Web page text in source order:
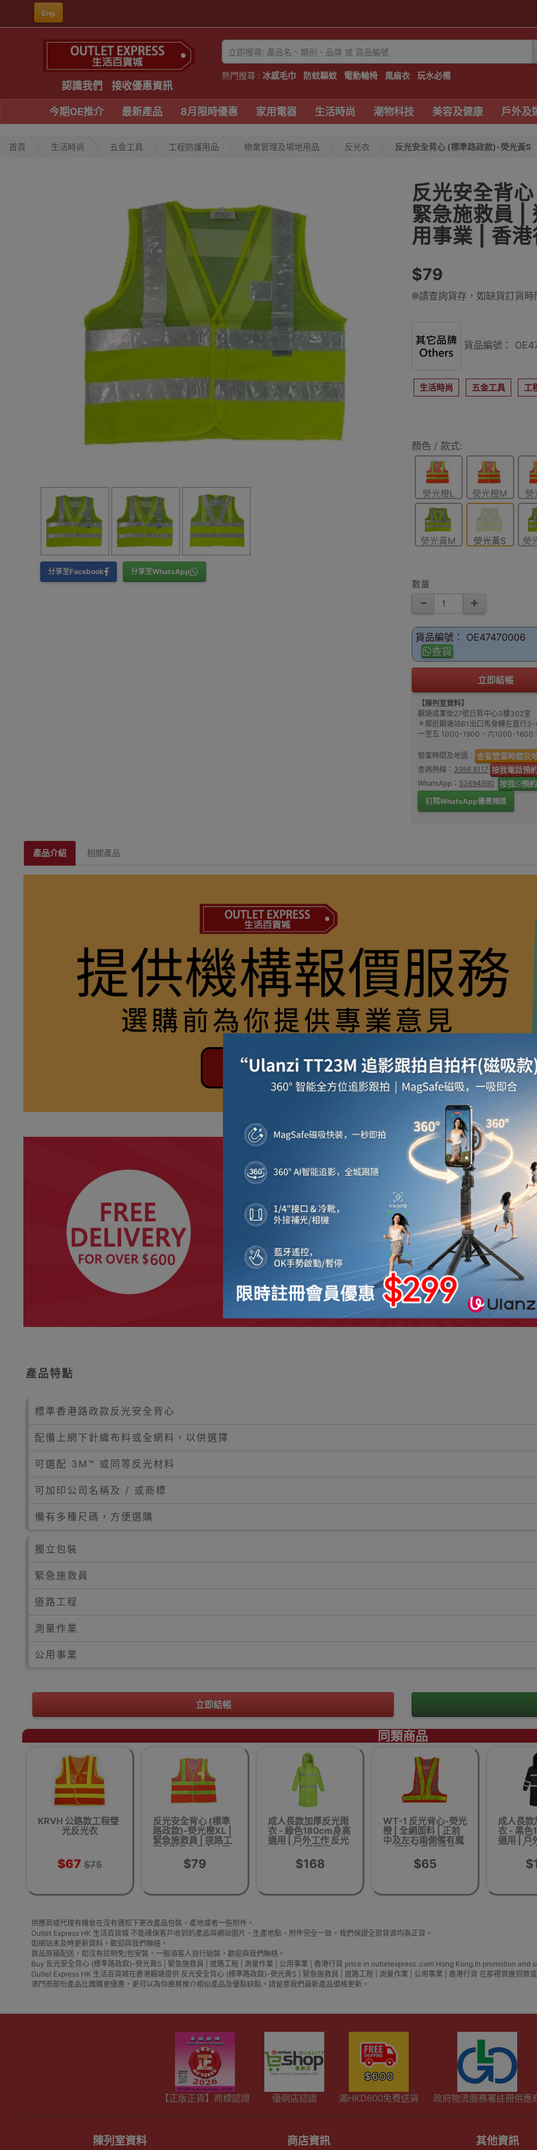
Eng
認識我們 接收優惠資訊
熱門搜尋 : 冰感毛巾 防蚊驅蚊 電動輪椅 風扇衣 玩水必備
今期OE推介 最新產品 8月限時優惠 家用電器 生活時尚 潮物科技 美容及健康 戶外及
首頁 生活時尚 五金工具 工程防護用品 物業管理及場地用品 反光衣 反光安全背心 (標準路政款)-熒光黃S
分享至Facebook 分享至WhatsApp
反光安全背
緊急施救員 |
用事業 | 香
$79
請查詢貨存，如缺貨訂貨
貨品編號：
生活時尚 五金工具 工
顏色 / 款式:
熒光橙L 熒光橙M 熒
熒光黃M 熒光黃S 熒
數量
貨品編號： OE47470006
查貨
立即結帳
【陳列室資料】
觀塘成業街27號日昇中心3樓302室
＊鄰近觀塘站B1出口馬會轉左直行
一至五 1000-1900、六1000-1600
營業時間及地圖： 查看營業時間及
查詢熱線： 3956 8117 按我電話預
WhatsApp： 53694990 按我 預
訂閱WhatsApp優惠頻道
產品介紹 相關產品
產品特點
標準香港路政款反光安全背心
配備上網下針織布料或全網料，以供選擇
可選配 3M™ 或同等反光材料
可加印公司名稱及 / 或商標
備有多種尺碼，方便選購
獨立包裝
緊急施救員
道路工程
測量作業
公用事業
立即結帳
同類商品
KRVH 公路款工程瑩
光反光衣
$67 $75
反光安全背心 (標準
路政款)-熒光橙XL |
緊急施救員 | 道路工
程 | 測量作業 | 公用
事業 | 香港行貨
$79
成人長款加厚反光雨
衣 - 綠色180cm身高
適用 | 戶外工作 反光
衣 | 雙門襟
$168
WT-1 反光背心-熒光
橙 | 全網面料 | 正前
中及左右兩側備有魔
術貼 | 香港行貨
$65
成人長款
衣 - 黑色
適用 | 戶
衣 |
供應商或代理有機會在沒有通知下更改產品包裝、產地或者一些附件，
Outlet Express HK 生活百貨城 不能確保客戶收到的產品與網站圖片、生產地點、附件完全一致。我們保證全部貨源均為正貨。
如網站未及時更新資料，歡迎與我們聯絡。
貨品原箱配送，如沒有註明免/包安裝，一般須客人自行組裝，歡迎與我們聯絡。
Buy 反光安全背心 (標準路政款)-熒光黃S | 緊急施救員 | 道路工程 | 測量作業 | 公用事業 | 香港行貨 price in outletexpress .com Hong Kong.In promotion and
Outlet Express HK 生活百貨城在香港觀塘提供 反光安全背心 (標準路政款)-熒光黃S | 緊急施救員 | 道路工程 | 測量作業 | 公用事業 | 香港行貨 在那裡買邊到買
澳門而部份產品比團購更優惠，更可以為你推薦推介相似產品及優點缺點，請留意我們最新產品價格更新。
【正版正貨】商標認證 優網店認證 滿HKD600免費送貨 政府物流服務署註冊供應
陳列室資料 商店資訊 其他資訊